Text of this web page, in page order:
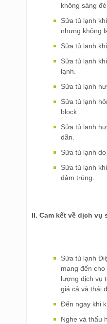
không sáng
Sửa tủ lạnh
nhưng không
Sửa tủ lạnh
Sửa tủ lạnh
lạnh.
Sửa tủ lạnh
Sửa tủ lạnh
block
Sửa tủ lạnh
dẫn.
Sửa tủ lạnh
Sửa tủ lạnh
đâm trúng.
II. Cam kết về dịch vụ
Sửa tủ lạnh
mang đến
lượng dịch vụ
giá cả và thái
Đến ngay khi
Nghe và thấu